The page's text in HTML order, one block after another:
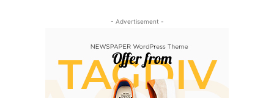
- Advertisement -